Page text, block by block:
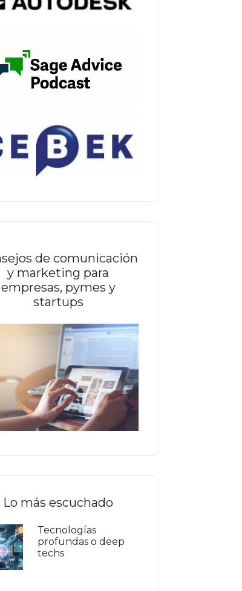
de comunicación
y marketing para
empresas, pymes y
startups
Lo más escuchado
Tecnologías
profundas o deep
techs